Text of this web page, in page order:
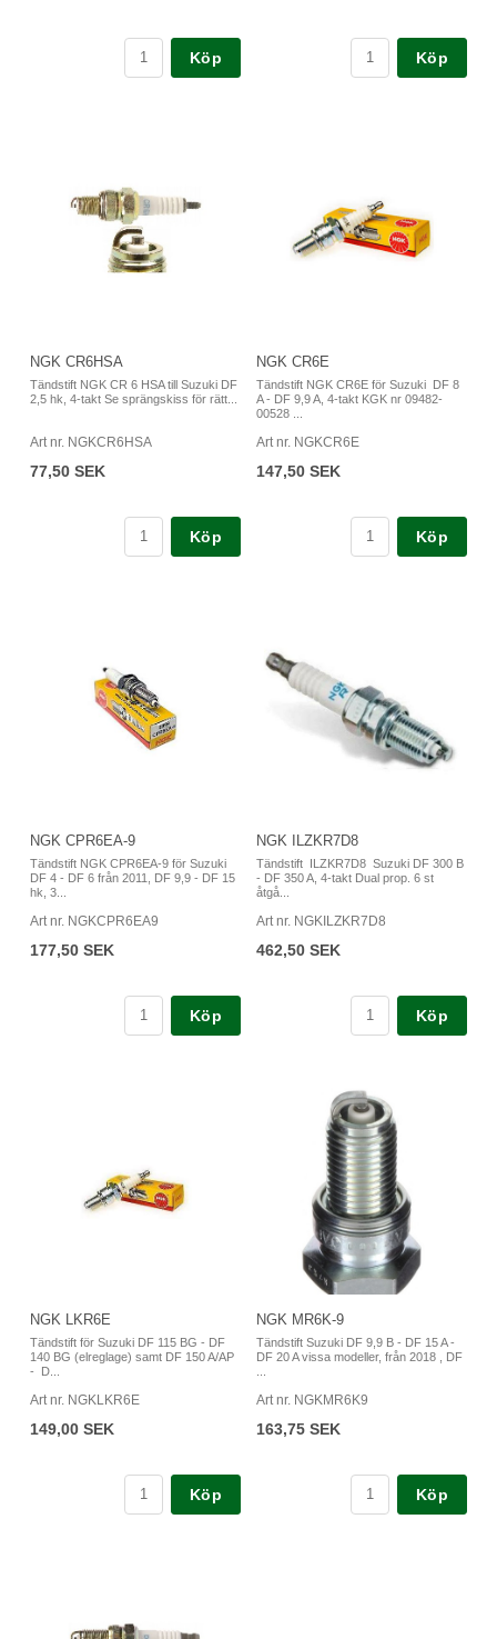
Köp Köp
NGK CR6HSA
Tändstift NGK CR 6 HSA till Suzuki DF
2,5 hk, 4-takt Se sprängskiss för rätt...
Art nr. NGKCR6HSA
77,50 SEK
Köp
NGK CR6E
Tändstift NGK CR6E för Suzuki DF 8
A - DF 9,9 A, 4-takt KGK nr 09482-
00528 ...
Art nr. NGKCR6E
147,50 SEK
Köp
NGK CPR6EA-9
Tändstift NGK CPR6EA-9 för Suzuki
DF 4 - DF 6 från 2011, DF 9,9 - DF 15
hk, 3...
Art nr. NGKCPR6EA9
177,50 SEK
Köp
NGK ILZKR7D8
Tändstift ILZKR7D8 Suzuki DF 300 B
- DF 350 A, 4-takt Dual prop. 6 st
åtgå...
Art nr. NGKILZKR7D8
462,50 SEK
Köp
NGK LKR6E
Tändstift för Suzuki DF 115 BG - DF
140 BG (elreglage) samt DF 150 A/AP
- D...
Art nr. NGKLKR6E
149,00 SEK
Köp
NGK MR6K-9
Tändstift Suzuki DF 9,9 B - DF 15 A -
DF 20 A vissa modeller, från 2018 , DF
Art nr. NGKMR6K9
163,75 SEK
Köp